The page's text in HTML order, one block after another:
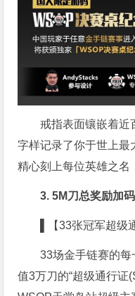
戒指表面镶嵌着近
字样记录了你于世上最
精心刻上每位英雄之名
3. 5M刀总奖励加
▌【33张冠军超级
33场金手链赛的
值3万刀的“超级通行证